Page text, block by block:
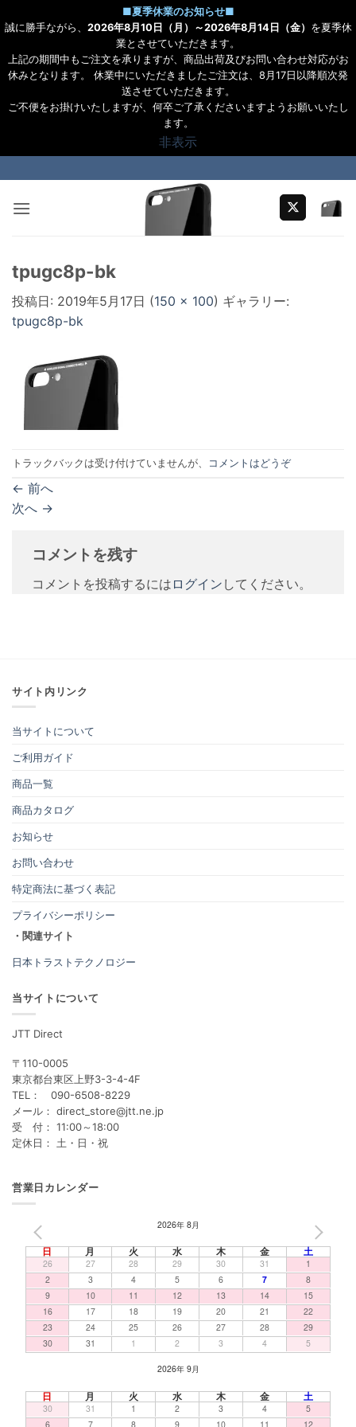
■夏季休業のお知らせ■
誠に勝手ながら、 2026年8月10日（月）～2026年8月14日（金） を夏季休
業とさせていただきます。
上記の期間中もご注文を承りますが、商品出荷及びお問い合わせ対応がお
休みとなります。 休業中にいただきましたご注文は、8月17日以降順次発
送させていただきます。
ご不便をお掛けいたしますが、何卒ご了承くださいますようお願いいたし
ます。
非表示
to
content
tpugc8p-bk
投稿日: 2019年5月17日 (150 × 100) ギャラリー:
tpugc8p-bk
トラックバックは受け付けていませんが、 コメントはどうぞ
← 前へ
次へ →
コメントを残す
コメントを投稿するには ログイン してください。
サイト内リンク
当サイトについて
ご利用ガイド
商品一覧
商品カタログ
お知らせ
お問い合わせ
特定商法に基づく表記
プライバシーポリシー
・関連サイト
日本トラストテクノロジー
当サイトについて
JTT Direct
〒110-0005
東京都台東区上野3-3-4-4F
TEL： 090-6508-8229
メール： direct_store@jtt.ne.jp
受 付： 11:00～18:00
定休日： 土・日・祝
営業日カレンダー
2026年 8月
日 月 火 水 木 金 土
26 27 28 29 30 31
1
2
3 4 5 6 7
8
9
10 11 12 13 14
15
16
17 18 19 20 21
22
23
24 25 26 27 28
29
30
31 1 2 3 4 5
2026年 9月
日 月 火 水 木 金 土
30 31 1 2 3 4
5
6
7 8 9 10 11 12